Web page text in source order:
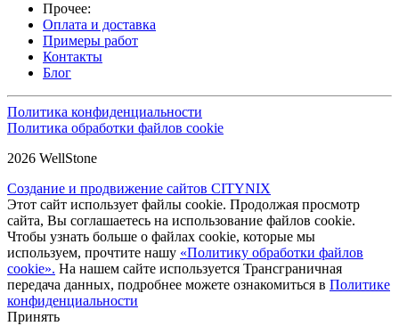
Прочее:
Оплата и доставка
Примеры работ
Контакты
Блог
Политика конфиденциальности
Политика обработки файлов cookie
2026 WellStone
Создание и продвижение сайтов CITYNIX
Этот сайт использует файлы cookie. Продолжая просмотр
сайта, Вы соглашаетесь на использование файлов cookie.
Чтобы узнать больше о файлах cookie, которые мы
используем, прочтите нашу «Политику обработки файлов
cookie». На нашем сайте используется Трансграничная
передача данных, подробнее можете ознакомиться в Политике
конфиденциальности
Принять